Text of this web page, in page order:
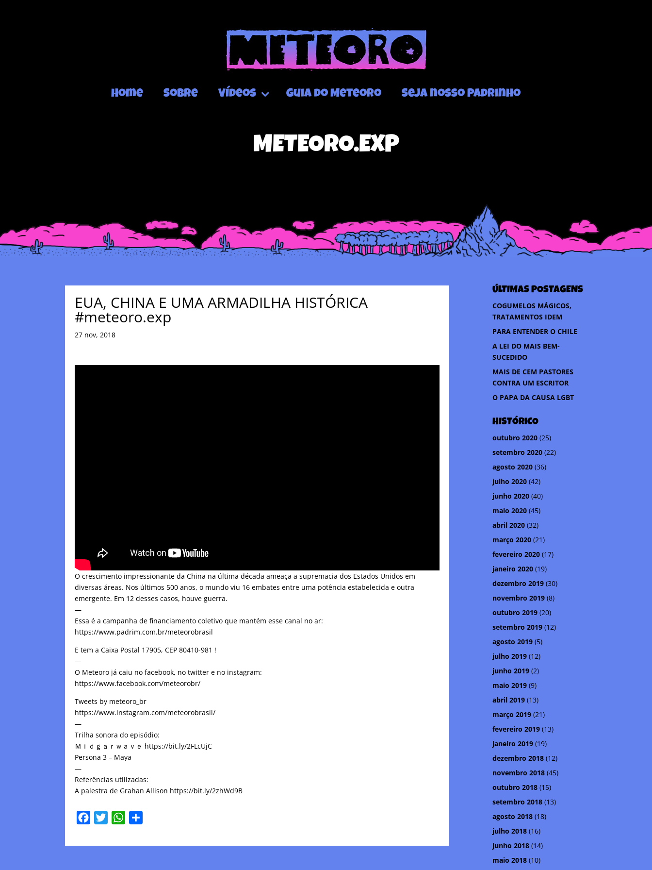
Home Sobre Vídeos Guia do Meteoro Seja nosso Padrinho
METEORO.EXP
EUA, CHINA E UMA ARMADILHA HISTÓRICA
#meteoro.exp
27 nov, 2018
O crescimento impressionante da China na última década ameaça a supremacia dos Estados Unidos em
diversas áreas. Nos últimos 500 anos, o mundo viu 16 embates entre uma potência estabelecida e outra
emergente. Em 12 desses casos, houve guerra.
—
Essa é a campanha de financiamento coletivo que mantém esse canal no ar:
https://www.padrim.com.br/meteorobrasil
E tem a Caixa Postal 17905, CEP 80410-981 !
—
O Meteoro já caiu no facebook, no twitter e no instagram:
https://www.facebook.com/meteorobr/
Tweets by meteoro_br
https://www.instagram.com/meteorobrasil/
—
Trilha sonora do episódio:
Ｍｉｄｇａｒｗａｖｅ https://bit.ly/2FLcUjC
Persona 3 – Maya
—
Referências utilizadas:
A palestra de Grahan Allison https://bit.ly/2zhWd9B
c
i
W
a
m
ÚLTIMAS POSTAGENS
COGUMELOS MÁGICOS,
TRATAMENTOS IDEM
PARA ENTENDER O CHILE
A LEI DO MAIS BEM-
SUCEDIDO
MAIS DE CEM PASTORES
CONTRA UM ESCRITOR
O PAPA DA CAUSA LGBT
HISTÓRICO
outubro 2020 (25)
setembro 2020 (22)
agosto 2020 (36)
julho 2020 (42)
junho 2020 (40)
maio 2020 (45)
abril 2020 (32)
março 2020 (21)
fevereiro 2020 (17)
janeiro 2020 (19)
dezembro 2019 (30)
novembro 2019 (8)
outubro 2019 (20)
setembro 2019 (12)
agosto 2019 (5)
julho 2019 (12)
junho 2019 (2)
maio 2019 (9)
abril 2019 (13)
março 2019 (21)
fevereiro 2019 (13)
janeiro 2019 (19)
dezembro 2018 (12)
novembro 2018 (45)
outubro 2018 (15)
setembro 2018 (13)
agosto 2018 (18)
julho 2018 (16)
junho 2018 (14)
maio 2018 (10)